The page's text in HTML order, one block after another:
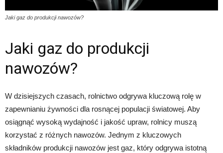
Jaki gaz do produkcji nawozów?
Jaki gaz do produkcji
nawozów?
W dzisiejszych czasach, rolnictwo odgrywa kluczową rolę w
zapewnianiu żywności dla rosnącej populacji światowej. Aby
osiągnąć wysoką wydajność i jakość upraw, rolnicy muszą
korzystać z różnych nawozów. Jednym z kluczowych
składników produkcji nawozów jest gaz, który odgrywa istotną